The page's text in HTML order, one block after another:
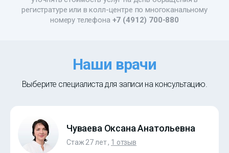
регистратуре или в колл-центре по многоканальному
номеру телефона +7 (4912) 700-880
Наши врачи
Выберите специалиста для записи на консультацию.
Чуваева Оксана Анатольевна
Стаж 27 лет , 1 отзыв